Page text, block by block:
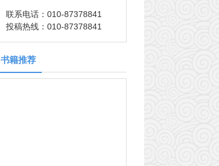
联系电话：010-87378841
投稿热线：010-87378841
书籍推荐